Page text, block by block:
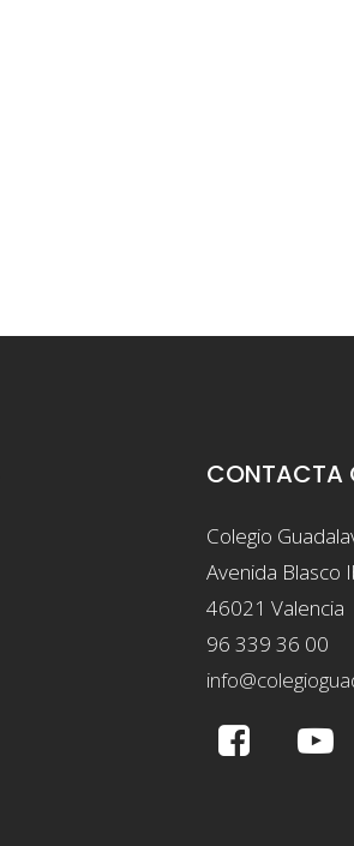
CONTACTA
Colegio
Avenida Blasco
46021 Valencia
96 339 36 00